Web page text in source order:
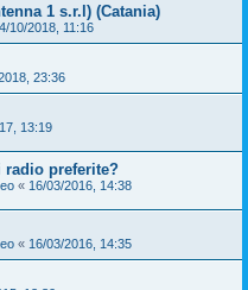
1 s.r.l) (Catania)
10/2018, 11:16
23:36
13:19
radio preferite?
« 16/03/2016, 14:38
« 16/03/2016, 14:35